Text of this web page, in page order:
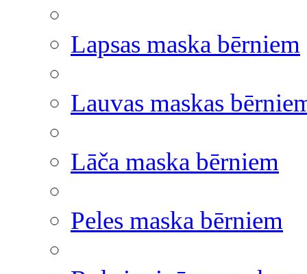
Lapsas maska bērniem
Lauvas maskas
Lāča maska bērniem
Peles maska bērniem